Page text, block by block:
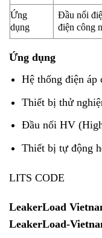
Ứng
dụng
Đầu nối
điện công
Ứng dụng
Hệ thống điện áp
Thiết bị thử
Đầu nối HV
Thiết bị tự động
LITS CODE
LeakerLoad
LeakerLoad-